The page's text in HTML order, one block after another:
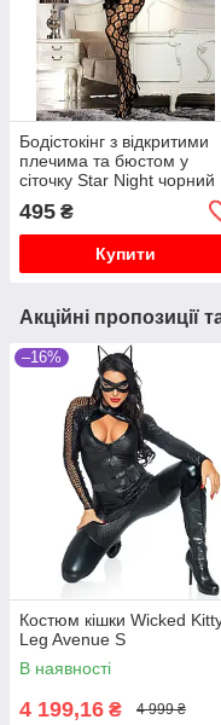
Бодістокінг з відкритими
плечима та бюстом у
сіточку Star Night чорний
495 ₴
Купити
Акційні пропозиції
–16%
Костюм кішки Wicked
Leg Avenue S
В наявності
4 199,16 ₴ 4 999 ₴